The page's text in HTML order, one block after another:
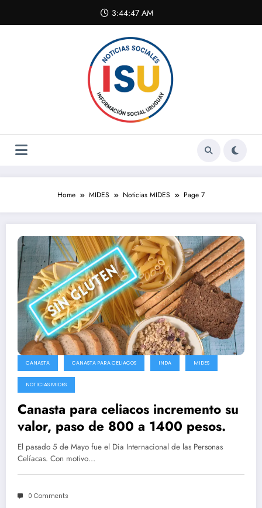
content
3:44:48 AM
Home MIDES Noticias MIDES Page 7
CANASTA CANASTA PARA CELIACOS INDA MIDES
NOTICIAS MIDES
Canasta para celiacos incremento su
valor, paso de 800 a 1400 pesos.
El pasado 5 de Mayo fue el Dia Internacional de las Personas
Celíacas. Con motivo…
0 Comments